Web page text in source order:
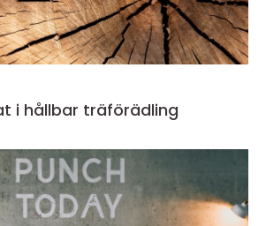
hjärtat i hållbar träförädling